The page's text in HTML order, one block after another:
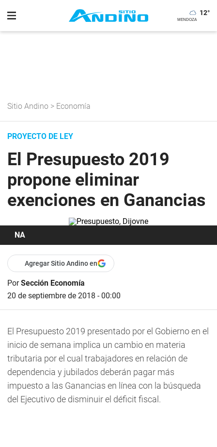
12°
Sitio Andino > Economía
PROYECTO DE LEY
El Presupuesto 2019
propone eliminar
exenciones en Ganancias
NA
Agregar Sitio Andino en
PorSección Economía
20 de septiembre de 2018 - 00:00
El Presupuesto 2019 presentado por el Gobierno en el
inicio de semana implica un cambio en materia
tributaria por el cual trabajadores en relación de
dependencia y jubilados deberán pagar más
impuesto a las Ganancias en línea con la búsqueda
del Ejecutivo de disminuir el déficit fiscal.